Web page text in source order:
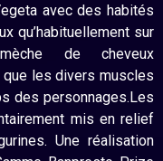
avec des habités
qu’habituellement sur
de cheveux
les divers muscles
des personnages.Les
mis en relief
Une réalisation